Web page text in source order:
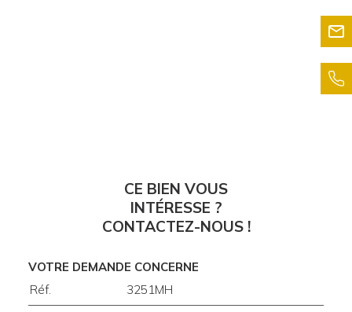
CE BIEN VOUS
INTÉRESSE ?
CONTACTEZ-NOUS !
VOTRE DEMANDE CONCERNE